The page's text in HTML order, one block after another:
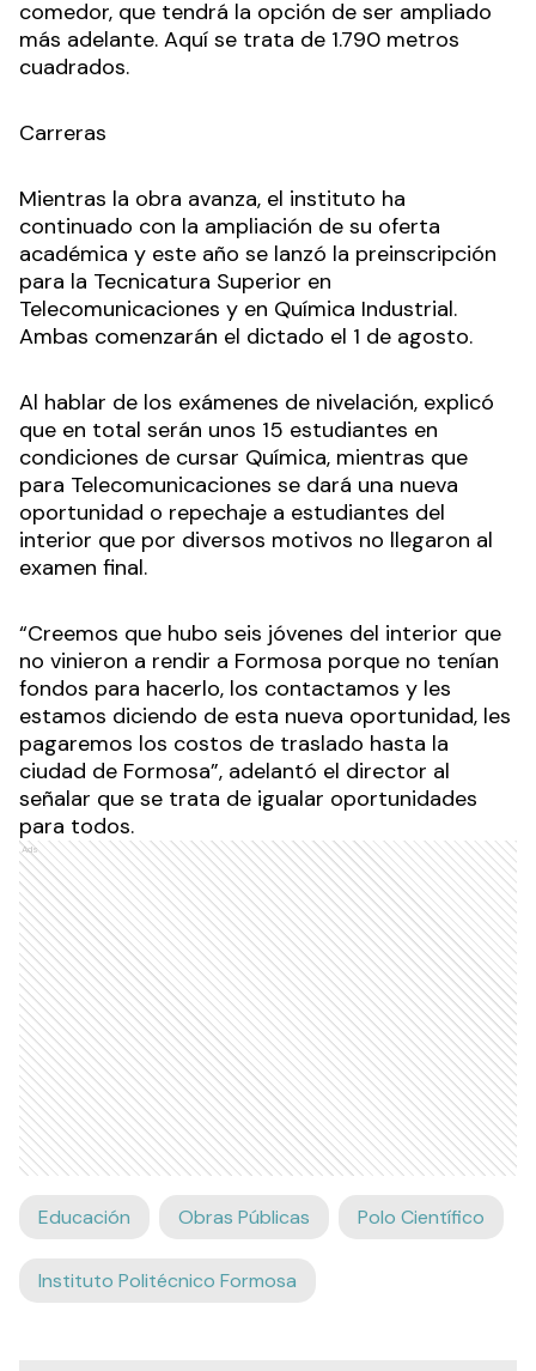
comedor, que tendrá la opción de ser ampliado
más adelante. Aquí se trata de 1.790 metros
cuadrados.
Carreras
Mientras la obra avanza, el instituto ha
continuado con la ampliación de su oferta
académica y este año se lanzó la preinscripción
para la Tecnicatura Superior en
Telecomunicaciones y en Química Industrial.
Ambas comenzarán el dictado el 1 de agosto.
Al hablar de los exámenes de nivelación, explicó
que en total serán unos 15 estudiantes en
condiciones de cursar Química, mientras que
para Telecomunicaciones se dará una nueva
oportunidad o repechaje a estudiantes del
interior que por diversos motivos no llegaron al
examen final.
“Creemos que hubo seis jóvenes del interior que
no vinieron a rendir a Formosa porque no tenían
fondos para hacerlo, los contactamos y les
estamos diciendo de esta nueva oportunidad, les
pagaremos los costos de traslado hasta la
ciudad de Formosa”, adelantó el director al
señalar que se trata de igualar oportunidades
para todos.
Ads
Educación Obras Públicas Polo Científico
Instituto Politécnico Formosa